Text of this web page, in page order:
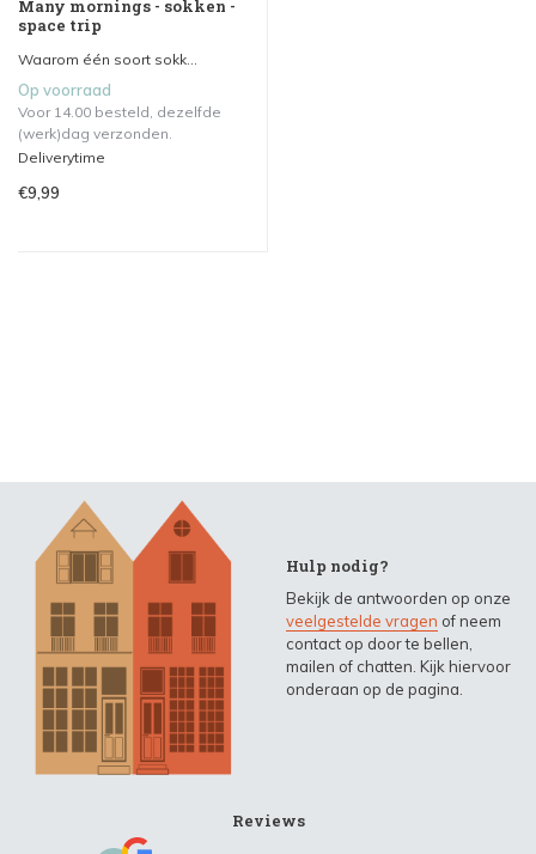
Many mornings - sokken -
space trip
Waarom één soort sokk...
Op voorraad
Voor 14.00 besteld, dezelfde
(werk)dag verzonden.
Deliverytime
€9,99
Hulp nodig?
Bekijk de antwoorden op onze
veelgestelde vragen of neem
contact op door te bellen,
mailen of chatten. Kijk hiervoor
onderaan op de pagina.
Reviews